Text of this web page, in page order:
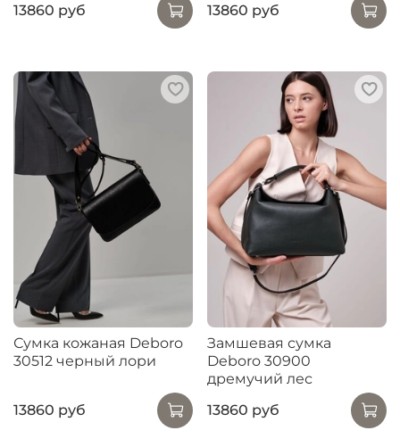
13860 руб
13860 руб
Сумка кожаная Deboro
30512 черный лори
13860 руб
Замшевая сумка
Deboro 30900
дремучий лес
13860 руб